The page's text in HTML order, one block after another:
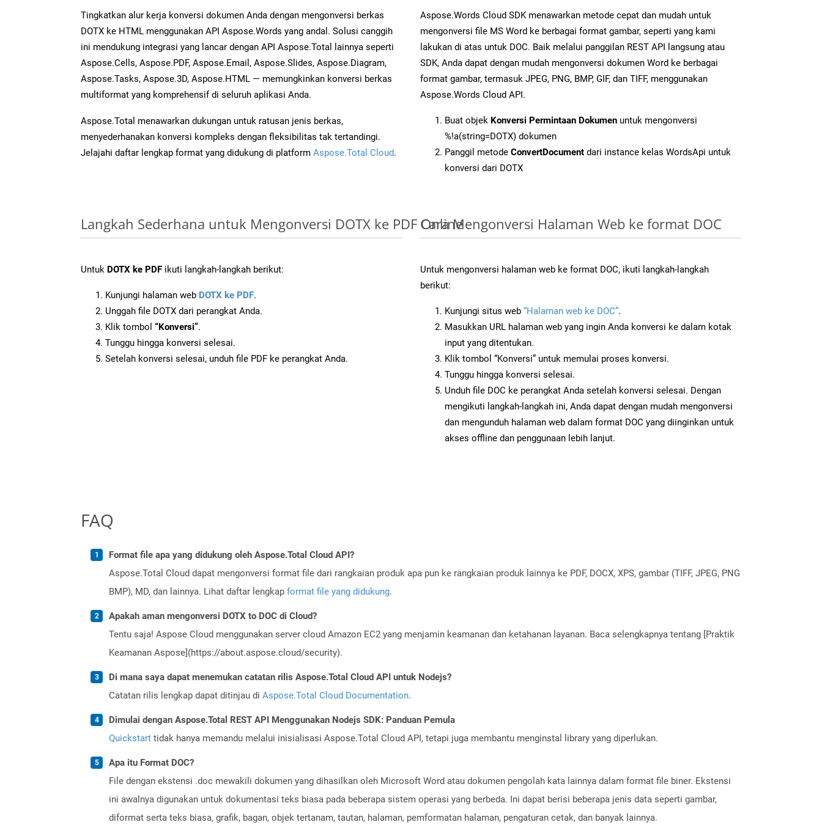
Tingkatkan alur kerja konversi dokumen Anda dengan mengonversi berkas
DOTX ke HTML menggunakan API Aspose.Words yang andal. Solusi canggih
ini mendukung integrasi yang lancar dengan API Aspose.Total lainnya seperti
Aspose.Cells, Aspose.PDF, Aspose.Email, Aspose.Slides, Aspose.Diagram,
Aspose.Tasks, Aspose.3D, Aspose.HTML — memungkinkan konversi berkas
multiformat yang komprehensif di seluruh aplikasi Anda.
Aspose.Total menawarkan dukungan untuk ratusan jenis berkas,
menyederhanakan konversi kompleks dengan fleksibilitas tak tertandingi.
Jelajahi daftar lengkap format yang didukung di platform Aspose.Total Cloud.
Aspose.Words Cloud SDK menawarkan metode cepat dan mudah untuk
mengonversi file MS Word ke berbagai format gambar, seperti yang kami
lakukan di atas untuk DOC. Baik melalui panggilan REST API langsung atau
SDK, Anda dapat dengan mudah mengonversi dokumen Word ke berbagai
format gambar, termasuk JPEG, PNG, BMP, GIF, dan TIFF, menggunakan
Aspose.Words Cloud API.
Buat objek Konversi Permintaan Dokumen untuk mengonversi
%!a(string=DOTX) dokumen
Panggil metode ConvertDocument dari instance kelas WordsApi untuk
konversi dari DOTX
Langkah Sederhana untuk Mengonversi DOTX ke PDF Online
Untuk DOTX ke PDF ikuti langkah-langkah berikut:
Kunjungi halaman web DOTX ke PDF.
Unggah file DOTX dari perangkat Anda.
Klik tombol “Konversi”.
Tunggu hingga konversi selesai.
Setelah konversi selesai, unduh file PDF ke perangkat Anda.
Cara Mengonversi Halaman Web ke format DOC
Untuk mengonversi halaman web ke format DOC, ikuti langkah-langkah
berikut:
Kunjungi situs web “Halaman web ke DOC”.
Masukkan URL halaman web yang ingin Anda konversi ke dalam kotak
input yang ditentukan.
Klik tombol “Konversi” untuk memulai proses konversi.
Tunggu hingga konversi selesai.
Unduh file DOC ke perangkat Anda setelah konversi selesai. Dengan
mengikuti langkah-langkah ini, Anda dapat dengan mudah mengonversi
dan mengunduh halaman web dalam format DOC yang diinginkan untuk
akses offline dan penggunaan lebih lanjut.
FAQ
Format file apa yang didukung oleh Aspose.Total Cloud API?
Aspose.Total Cloud dapat mengonversi format file dari rangkaian produk apa pun ke rangkaian produk lainnya ke PDF, DOCX, XPS, gambar (TIFF, JPEG, PNG
BMP), MD, dan lainnya. Lihat daftar lengkap format file yang didukung.
Apakah aman mengonversi DOTX to DOC di Cloud?
Tentu saja! Aspose Cloud menggunakan server cloud Amazon EC2 yang menjamin keamanan dan ketahanan layanan. Baca selengkapnya tentang [Praktik
Keamanan Aspose](https://about.aspose.cloud/security).
Di mana saya dapat menemukan catatan rilis Aspose.Total Cloud API untuk Nodejs?
Catatan rilis lengkap dapat ditinjau di Aspose.Total Cloud Documentation.
Dimulai dengan Aspose.Total REST API Menggunakan Nodejs SDK: Panduan Pemula
Quickstart tidak hanya memandu melalui inisialisasi Aspose.Total Cloud API, tetapi juga membantu menginstal library yang diperlukan.
Apa itu Format DOC?
File dengan ekstensi .doc mewakili dokumen yang dihasilkan oleh Microsoft Word atau dokumen pengolah kata lainnya dalam format file biner. Ekstensi
ini awalnya digunakan untuk dokumentasi teks biasa pada beberapa sistem operasi yang berbeda. Ini dapat berisi beberapa jenis data seperti gambar,
diformat serta teks biasa, grafik, bagan, objek tertanam, tautan, halaman, pemformatan halaman, pengaturan cetak, dan banyak lainnya.